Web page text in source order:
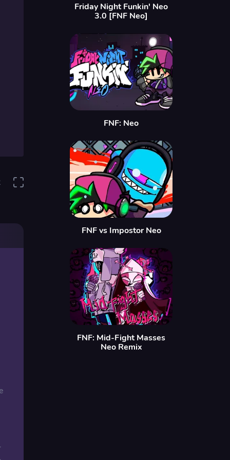
Friday Night Funkin' Neo
3.0 [FNF Neo]
FNF: Neo
FNF vs Impostor Neo
FNF: Mid-Fight Masses
Neo Remix